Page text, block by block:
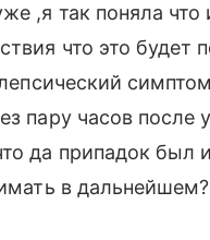
,я так поняла что
что это будет
пару часов после
да припадок был
в дальнейшем?